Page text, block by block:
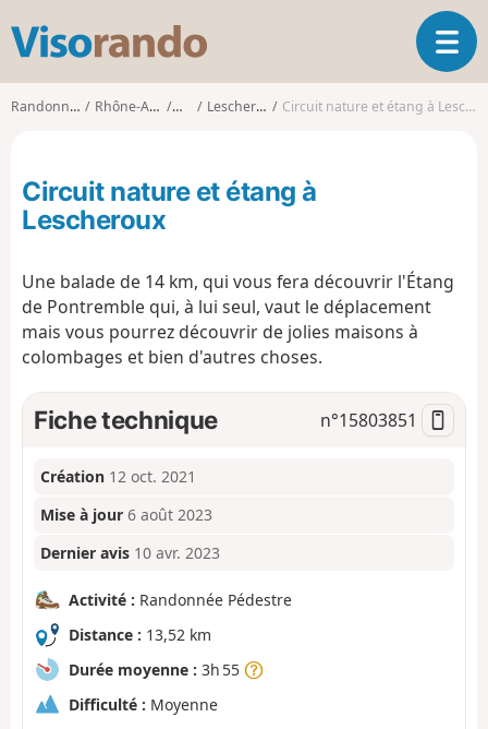
s
o
d
O
u
v
i
n
Randonnées Rhône-Alpes Ain Lescheroux Circuit nature et étang à Lescheroux
Circuit nature et étang à
Lescheroux
Une balade de 14 km, qui vous fera découvrir l'Étang
de Pontremble qui, à lui seul, vaut le déplacement
mais vous pourrez découvrir de jolies maisons à
colombages et bien d'autres choses.
Fiche technique n°15803851
Création 12 oct. 2021
Mise à jour 6 août 2023
Dernier avis 10 avr. 2023
Activité : Randonnée Pédestre
Distance : 13,52 km
Durée moyenne : 3h 55
Difficulté : Moyenne